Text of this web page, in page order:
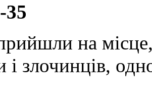
35
на
і злочинців,